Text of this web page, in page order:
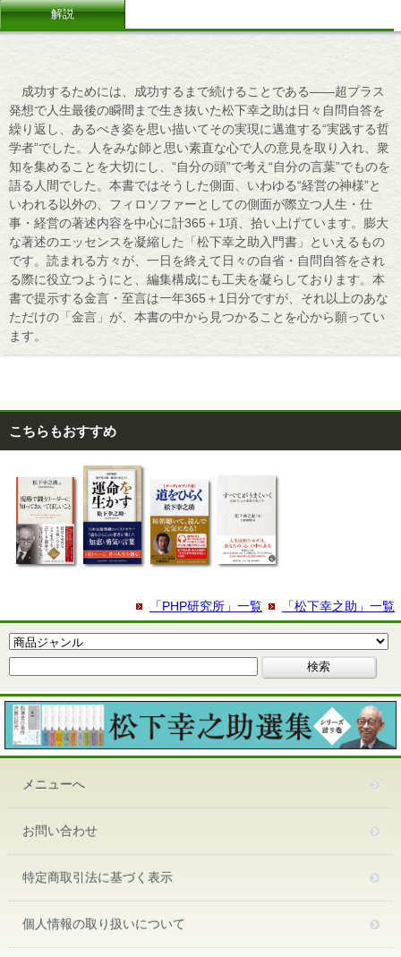
解説
成功するためには、成功するまで続けることである――超プラス
発想で人生最後の瞬間まで生き抜いた松下幸之助は日々自問自答を
繰り返し、あるべき姿を思い描いてその実現に邁進する“実践する哲
学者”でした。人をみな師と思い素直な心で人の意見を取り入れ、衆
知を集めることを大切にし、“自分の頭”で考え“自分の言葉”でものを
語る人間でした。本書ではそうした側面、いわゆる“経営の神様”と
いわれる以外の、フィロソファーとしての側面が際立つ人生・仕
事・経営の著述内容を中心に計365＋1項、拾い上げています。膨大
な著述のエッセンスを凝縮した「松下幸之助入門書」といえるもの
です。読まれる方々が、一日を終えて日々の自省・自問自答をされ
る際に役立つようにと、編集構成にも工夫を凝らしております。本
書で提示する金言・至言は一年365＋1日分ですが、それ以上のあな
ただけの「金言」が、本書の中から見つかることを心から願ってい
ます。
こちらもおすすめ
「松下幸之助」一覧
「PHP研究所」一覧
メニューへ
お問い合わせ
特定商取引法に基づく表示
個人情報の取り扱いについて